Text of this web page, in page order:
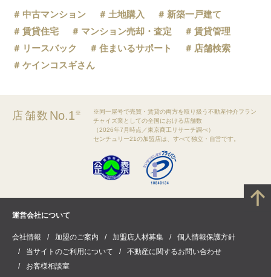
中古マンション
土地購入
新築一戸建て
賃貸住宅
マンション売却・査定
賃貸管理
リースバック
住まいるサポート
店舗検索
ケインコスギさん
店舗数 No.1※
※同一屋号で売買・賃貸の両方を取り扱う不動産仲介フラン
チャイズ業としての全国における店舗数
（2026年7月時点／東京商工リサーチ調べ）
センチュリー21の加盟店は、すべて独立・自営です。
運営会社について
会社情報 加盟のご案内 加盟店人材募集
個人情報保護方針
当サイトのご利用について
不動産に関するお問い合わせ
お客様相談室